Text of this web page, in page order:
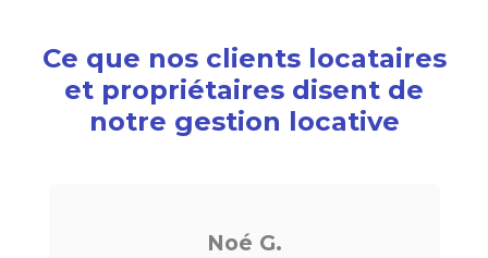
Ce que nos clients locataires
et propriétaires disent de
notre gestion locative
Noé G.